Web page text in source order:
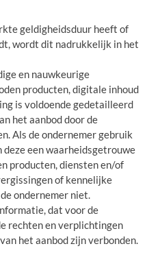
geldigheidsduur heeft of
wordt dit nadrukkelijk in het
en nauwkeurige
producten, digitale inhoud
is voldoende gedetailleerd
het aanbod door de
Als de ondernemer gebruik
een waarheidsgetrouwe
producten, diensten en/of
of kennelijke
ondernemer niet.
dat voor de
rechten en verplichtingen
het aanbod zijn verbonden.